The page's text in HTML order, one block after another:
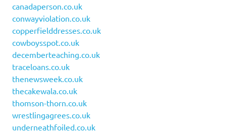
canadaperson.co.uk
conwayviolation.co.uk
copperfielddresses.co.uk
cowboysspot.co.uk
decemberteaching.co.uk
traceloans.co.uk
thenewsweek.co.uk
thecakewala.co.uk
thomson-thorn.co.uk
wrestlingagrees.co.uk
underneathfoiled.co.uk